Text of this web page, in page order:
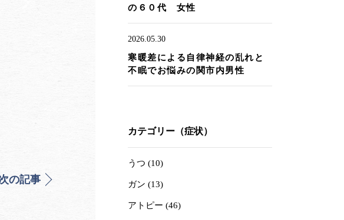
の記事
の６０代 女性
2026.05.30
寒暖差による自律神経の乱れと
不眠でお悩みの関市内男性
カテゴリー（症状）
うつ (10)
ガン (13)
アトピー (46)